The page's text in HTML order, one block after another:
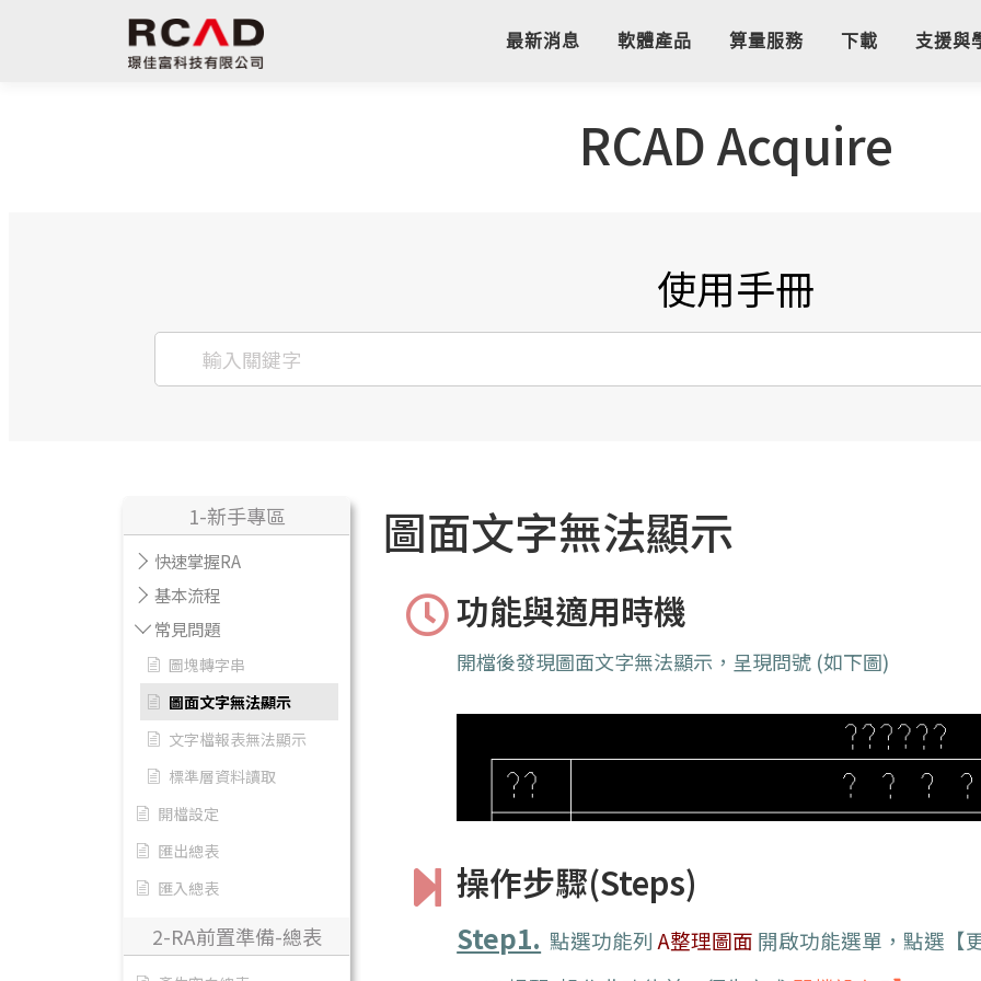
最新消息 軟體產品 算量服務 下載 支援與
RCAD Acquire
使用手冊
1-新手專區
快速掌握RA
基本流程
常見問題
圖塊轉字串
圖面文字無法顯示
文字檔報表無法顯示
標準層資料讀取
開檔設定
匯出總表
匯入總表
2-RA前置準備-總表
圖面文字無法顯示
功能與適用時機
開檔後發現圖面文字無法顯示，呈現問號 (如下圖)
操作步驟(Steps)
Step1. 點選功能列A整理圖面 開啟功能選單，點選【